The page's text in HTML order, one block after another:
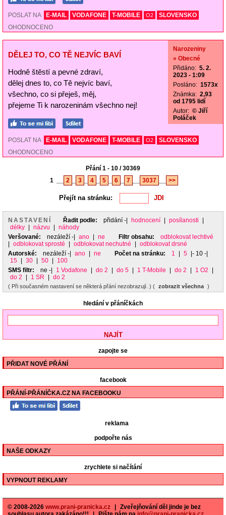
POSLAT NA E-MAIL VODAFONE T-MOBILE O2
SLOVENSKO
OHODNOCENO
DĚLEJ TO, CO TĚ NEJVÍC BAVÍ
Hodně štěstí a pevné zdraví,
dělej dnes to, co Tě nejvíc baví,
všechno, co si přeješ, měj,
přejeme Ti k narozeninám všechno nej!
Narozeniny
» Obecné
Přidáno: 5. 2.
2023 - 1:09
Posláno: 1573x
Známka: 2,93
od 1795 lidí
Autor: © Jiří
Poláček
POSLAT NA E-MAIL VODAFONE T-MOBILE O2
SLOVENSKO
OHODNOCENO
Přání 1 - 10 / 30369
1
2 3 4 5 6 7 3037 >>
Přejít na stránku:
NASTAVENÍ Řadit podle: přidání -| hodnocení posílanosti
délky
názvu
náhody
Veršované:
nezáleží -| ano ne Filtr obsahu:
odblokovat lechtivé
odblokovat sprosté odblokovat nechutné
odblokovat drsné
Autorské:
nezáleží -| ano ne Počet na stránku: 1 5
|- 10 -|
15
30 50
100
SMS filtr:
ne -| 1 Vodafone do 2 do 5 1 T-Mobile do 2 1 O2
do 2
1 SR do 2
( Při současném nastavení se některá přání nezobrazují. ) ( zobrazit všechna )
hledání v přáníčkách
zapojte se
PŘIDAT NOVÉ PŘÁNÍ
facebook
PŘÁNÍ-PŘÁNÍČKA.CZ NA FACEBOOKU
reklama
podpořte nás
NAŠE ODKAZY
zrychlete si načítání
VYPNOUT REKLAMY
© 2008-2026 www.prani-pranicka.cz
Zveřejňování děl jinde je bez